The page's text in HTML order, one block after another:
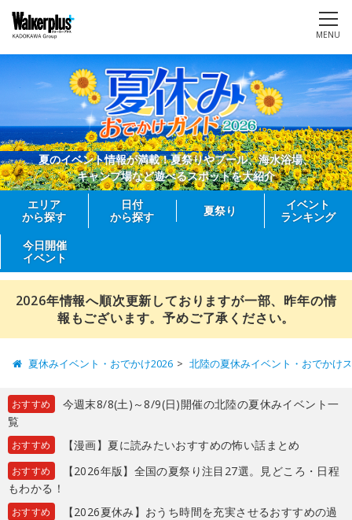
MENU
夏のイベント情報が満載！夏祭りやプール、海水浴場、
キャンプ場など遊べるスポットを大紹介
エリア
から探す
日付
から探す
夏祭り
イベント
ランキング
今日開催
イベント
2026年情報へ順次更新しておりますが一部、昨年の情
報もございます。予めご了承ください。
夏休みイベント・おでかけ2026 北陸の夏休みイベント・おでかけ
おすすめ
今週末8/8(土)～8/9(日)開催の北陸の夏休みイベント一
覧
おすすめ 【漫画】夏に読みたいおすすめの怖い話まとめ
おすすめ
【2026年版】全国の夏祭り注目27選。見どころ・日程
もわかる！
おすすめ
【2026夏休み】おうち時間を充実させるおすすめの過